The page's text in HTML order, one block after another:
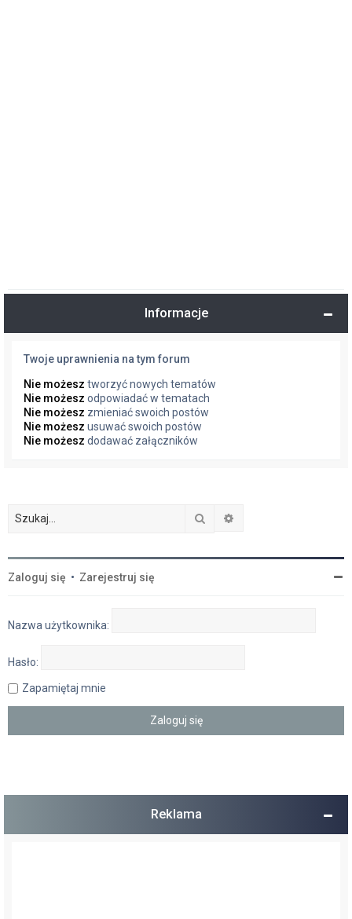
Informacje
Twoje uprawnienia na tym forum
Nie możesz tworzyć nowych tematów
Nie możesz odpowiadać w tematach
Nie możesz zmieniać swoich postów
Nie możesz usuwać swoich postów
Nie możesz dodawać załączników
Szukaj
Zaloguj się • Zarejestruj się
Nazwa użytkownika:
Hasło:
Zapamiętaj mnie
Reklama